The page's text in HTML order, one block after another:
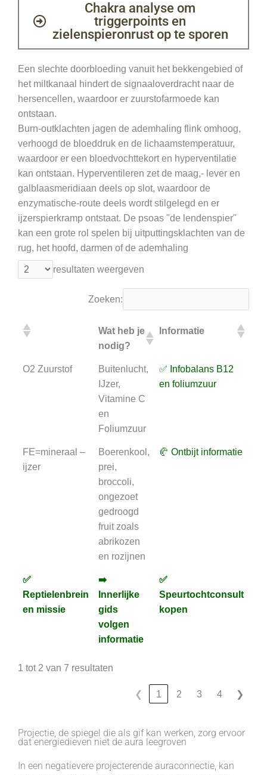
Chakra analyse om
triggerpoints en
zielenspieronrust op te sporen
Een slechte doorbloeding vanuit het bekkengebied of
het miltkanaal hindert de signaaloverdracht naar de
hersencellen, waardoor er zuurstofarmoede kan
ontstaan.
Burn-outklachten jagen de ademhaling flink omhoog,
verhoogd de bloeddruk en de lichaamstemperatuur,
waardoor er een bloedvochttekort en hyperventilatie
kan ontstaan. Hyperventileren zet de maag,- lever en
galblaasmeridiaan deels op slot, waardoor de
enzymatische-route deels wordt stilgelegd en er
ijzerspierkramp ontstaat. De psoas "de lendenspier"
kan een grote rol spelen bij uitputtingsklachten van de
rug, het hoofd, darmen of de ademhaling
resultaten weergeven
Zoeken:
Wat heb je
nodig?
Informatie
✅
Reptielenbrein
en missie
➡️
Innerlijke
gids
volgen
informatie
✅
Speurtochtconsult
kopen
Wat heb je
nodig?
Informatie
O2 Zuurstof
Buitenlucht,
IJzer,
Vitamine C
en
Foliumzuur
✅ Infobalans B12
en foliumzuur
FE=mineraal –
ijzer
Boerenkool,
prei,
broccoli,
ongezoet
gedroogd
fruit zoals
abrikozen
en rozijnen
🥐 Ontbijt informatie
✅
Reptielenbrein
en missie
➡️
Innerlijke
gids
volgen
informatie
✅
Speurtochtconsult
kopen
1 tot 2 van 7 resultaten
❮ 1 2 3 4 ❯
Projectie, de spiegel die als gif kan werken, zorg ervoor
dat energiedieven niet de aura leegroven
In een negatievere projecterende auraconnectie, kan